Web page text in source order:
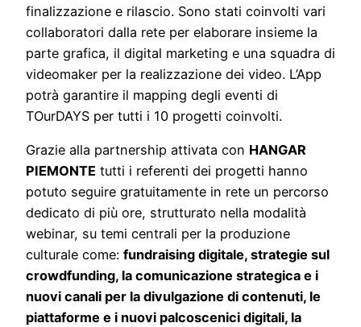
finalizzazione e rilascio. Sono stati coinvolti vari
collaboratori dalla rete per elaborare insieme la
parte grafica, il digital marketing e una squadra di
videomaker per la realizzazione dei video. L’App
potrà garantire il mapping degli eventi di
TOurDAYS per tutti i 10 progetti coinvolti.
Grazie alla partnership attivata con HANGAR
PIEMONTE tutti i referenti dei progetti hanno
potuto seguire gratuitamente in rete un percorso
dedicato di più ore, strutturato nella modalità
webinar, su temi centrali per la produzione
culturale come: fundraising digitale, strategie sul
crowdfunding, la comunicazione strategica e i
nuovi canali per la divulgazione di contenuti, le
piattaforme e i nuovi palcoscenici digitali, la